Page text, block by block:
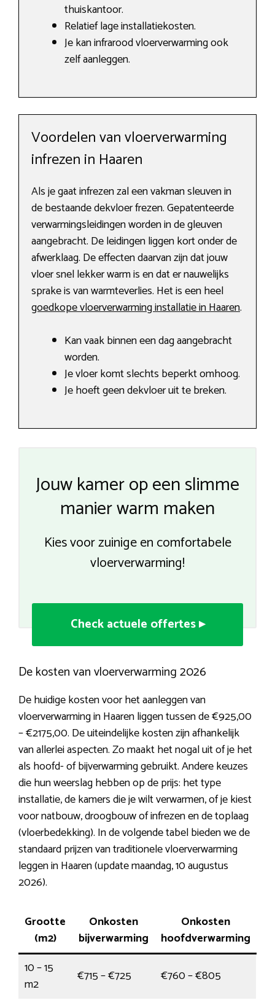
thuiskantoor.
Relatief lage installatiekosten.
Je kan infrarood vloerverwarming ook
zelf aanleggen.
Voordelen van vloerverwarming
infrezen in Haaren
Als je gaat infrezen zal een vakman sleuven in
de bestaande dekvloer frezen. Gepatenteerde
verwarmingsleidingen worden in de gleuven
aangebracht. De leidingen liggen kort onder de
afwerklaag. De effecten daarvan zijn dat jouw
vloer snel lekker warm is en dat er nauwelijks
sprake is van warmteverlies. Het is een heel
goedkope vloerverwarming installatie in Haaren.
Kan vaak binnen een dag aangebracht
worden.
Je vloer komt slechts beperkt omhoog.
Je hoeft geen dekvloer uit te breken.
Jouw kamer op een slimme
manier warm maken
Kies voor zuinige en comfortabele
vloerverwarming!
Check actuele offertes ▸
De kosten van vloerverwarming 2026
De huidige kosten voor het aanleggen van
vloerverwarming in Haaren liggen tussen de €925,00
– €2175,00. De uiteindelijke kosten zijn afhankelijk
van allerlei aspecten. Zo maakt het nogal uit of je het
als hoofd- of bijverwarming gebruikt. Andere keuzes
die hun weerslag hebben op de prijs: het type
installatie, de kamers die je wilt verwarmen, of je kiest
voor natbouw, droogbouw of infrezen en de toplaag
(vloerbedekking). In de volgende tabel bieden we de
standaard prijzen van traditionele vloerverwarming
leggen in Haaren (update maandag, 10 augustus
2026).
Grootte
(m2)
Onkosten
bijverwarming
Onkosten
hoofdverwarming
10 – 15
m2
€715 – €725
€760 – €805